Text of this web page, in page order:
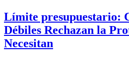
Límite presupuestario:
Débiles Rechazan la
Necesitan